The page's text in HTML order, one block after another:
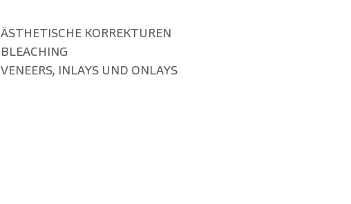
ÄSTHETISCHE KORREKTUREN
BLEACHING
VENEERS, INLAYS UND ONLAYS